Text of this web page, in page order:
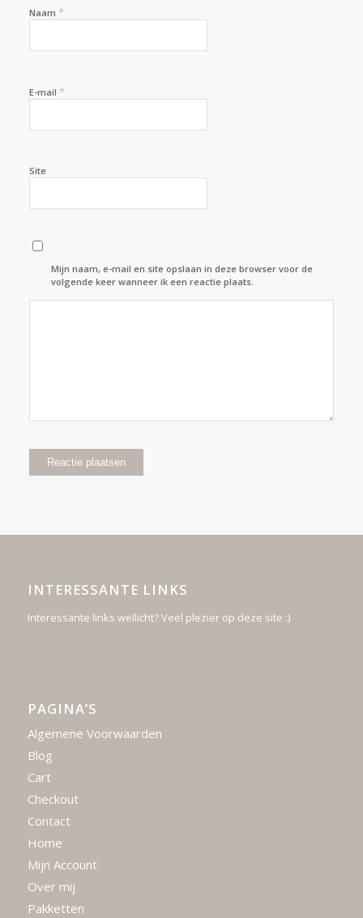
Naam *
E-mail *
Site
Mijn naam, e-mail en site opslaan in deze browser voor de
volgende keer wanneer ik een reactie plaats.
INTERESSANTE LINKS
Interessante links wellicht? Veel plezier op deze site :)
PAGINA’S
Algemene Voorwaarden
Blog
Cart
Checkout
Contact
Home
Mijn Account
Over mij
Pakketten